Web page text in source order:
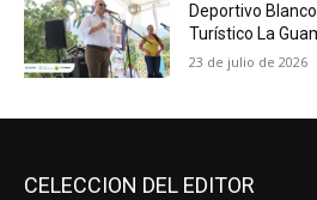
Deportivo
Turístico La
23 de julio de 2026
CELECCION DEL EDITOR